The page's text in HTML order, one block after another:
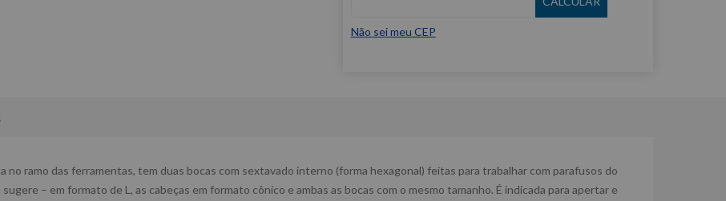
Não sei meu CEP
no ramo das ferramentas, tem duas bocas com sextavado interno (forma hexagonal) feitas para trabalhar com parafusos do
– em formato de L, as cabeças em formato cônico e ambas as bocas com o mesmo tamanho. É indicada para apertar e